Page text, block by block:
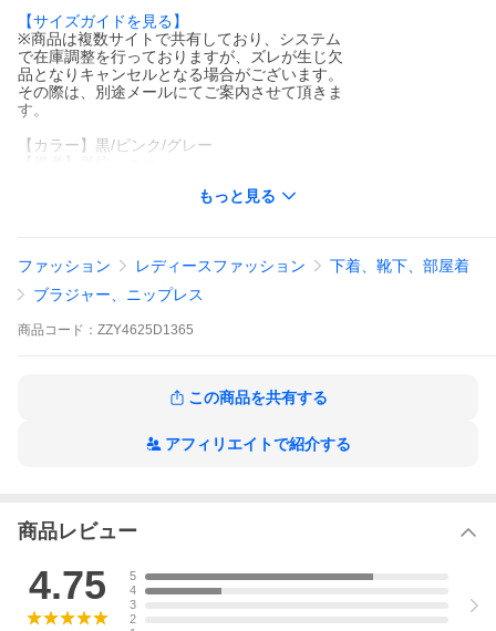
【サイズガイドを見る】
※商品は複数サイトで共有しており、システム
で在庫調整を行っておりますが、ズレが生じ欠
品となりキャンセルとなる場合がございます。
その際は、別途メールにてご案内させて頂きま
す。
【カラー】黒/ピンク/グレー
個人体型差によりフィット感が多少異なる場合
5％
【原産国】中国製
【商品コード】ZZY4625D1365
黒
もっと見る
ファッション レディースファッション
下着、靴下、部屋着
ブラジャー、ニップレス
商品 コード： ZZY4625D1365
この商品を共有する
アフィリエイトで紹介する
商品レビュー
4.75
5
4
3
2